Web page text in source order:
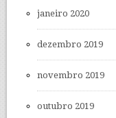
janeiro 2020
dezembro 2019
novembro 2019
outubro 2019